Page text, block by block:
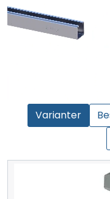
Varianter